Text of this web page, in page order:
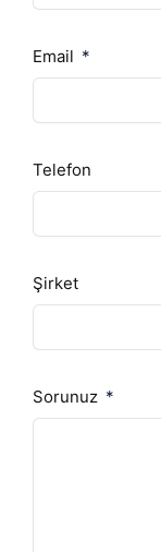
Email
Telefon
Şirket
Sorunuz